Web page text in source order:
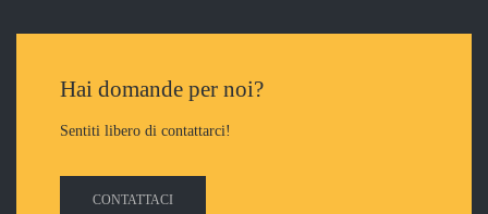
Hai domande per noi?
Sentiti libero di contattarci!
CONTATTACI